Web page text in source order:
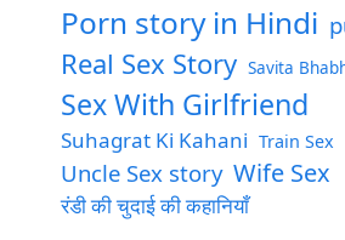
Porn story in Hindi
Real Sex Story Savita
Sex With Girlfriend
Suhagrat Ki Kahani Train Sex
Uncle Sex story Wife Sex
रंडी की चुदाई की कहानियाँ